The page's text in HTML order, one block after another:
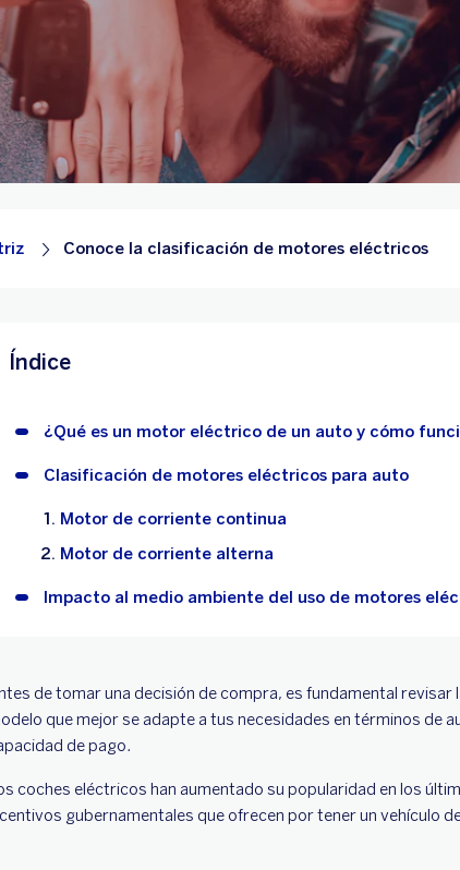
Conoce la clasificación de motores eléctricos
Índice
¿Qué es un motor eléctrico de un auto y cómo
Clasificación de motores eléctricos para auto
Motor de corriente continua
Motor de corriente alterna
Impacto al medio ambiente del uso de motores
de tomar una decisión de compra, es fundamental revisar
que mejor se adapte a tus necesidades en términos de
de pago.
coches eléctricos han aumentado su popularidad en los
gubernamentales que ofrecen por tener un vehículo